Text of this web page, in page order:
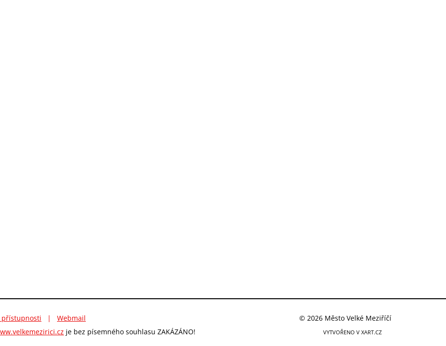
přístupnosti | Webmail
je bez písemného souhlasu ZAKÁZÁNO!
© 2026 Město Velké Meziříčí
VYTVOŘENO V XART.CZ